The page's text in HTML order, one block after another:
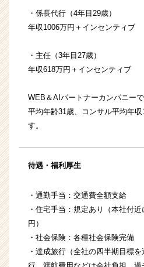
・係長代行（4年目29歳）
年収1006万円＋インセンティブ
・主任（3年目27歳）
年収618万円＋インセンティブ
WEB＆AIパートナーカンパニーで
平均年齢31歳、コンサル平均年
す。
待遇・福利厚生
・通勤手当：交通費全額支給
・住宅手当：規定あり（本社付
円）
・社会保険：各種社会保険完備
・達成旅行（全社の四半期目標